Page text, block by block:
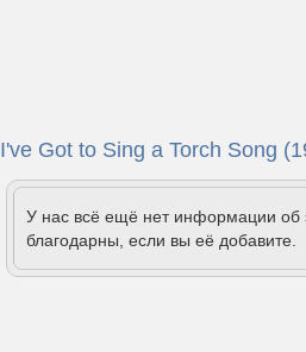
I've Got to Sing a Torch Song
У нас всё ещё нет информации
благодарны, если вы её добавите.